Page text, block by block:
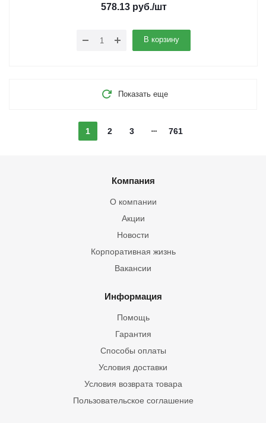
578.13руб./шт
В корзину
Показать еще
1 2 3 761
Компания
О компании
Акции
Новости
Корпоративная жизнь
Вакансии
Информация
Помощь
Гарантия
Способы оплаты
Условия доставки
Условия возврата товара
Пользовательское соглашение